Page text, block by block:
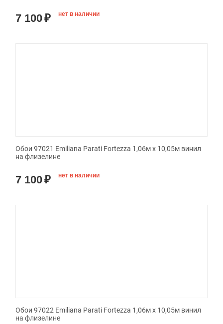
7 100₽ нет в наличии
Обои 97021 Emiliana Parati Fortezza 1,06м х 10,05м винил
на флизелине
7 100₽ нет в наличии
Обои 97022 Emiliana Parati Fortezza 1,06м х 10,05м винил
на флизелине